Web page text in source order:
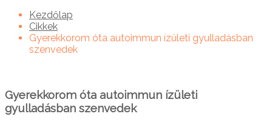
Kezdőlap
Cikkek
Gyerekkorom óta autoimmun ízületi gyulladásban
szenvedek
Gyerekkorom óta autoimmun ízületi
gyulladásban szenvedek